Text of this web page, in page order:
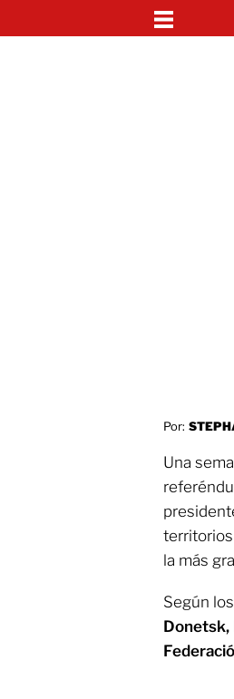
Por:
Una
territorios
la más
Según
Donetsk,